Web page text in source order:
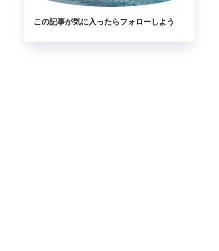
この記事が気に入ったらフォローしよう